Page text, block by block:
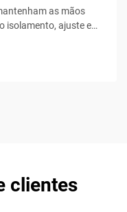
as mãos
isolamento, ajuste e
clientes